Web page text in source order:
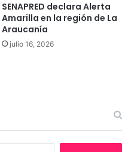
SENAPRED declara Alerta
Amarilla en la región de La
Araucanía
julio 16, 2026